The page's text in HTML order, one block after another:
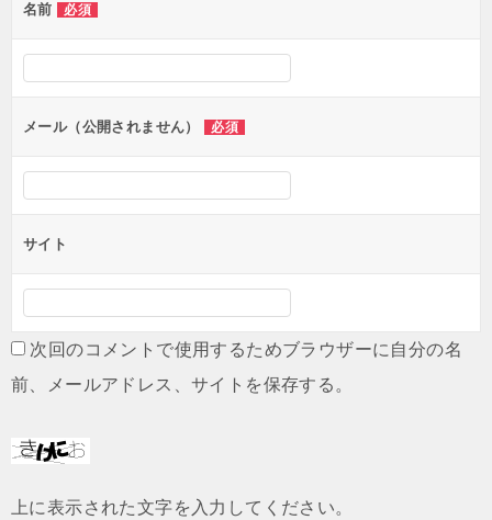
ー
シ
ン
名前 必須
メール（公開されません） 必須
サイト
次回のコメントで使用するためブラウザーに自分の名
前、メールアドレス、サイトを保存する。
上に表示された文字を入力してください。